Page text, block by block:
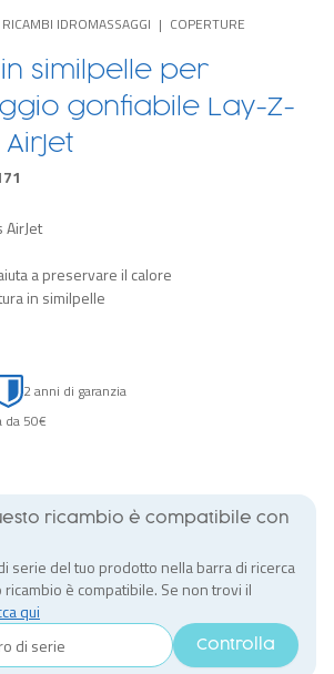
RICAMBI IDROMASSAGGI COPERTURE
similpelle per
gonfiabile Lay-Z-
AirJet
a preservare il calore
in similpelle
2 anni di garanzia
da 50€
ricambio è compatibile con
serie del tuo prodotto nella barra di ricerca
è compatibile. Se non trovi il
qui
Controlla